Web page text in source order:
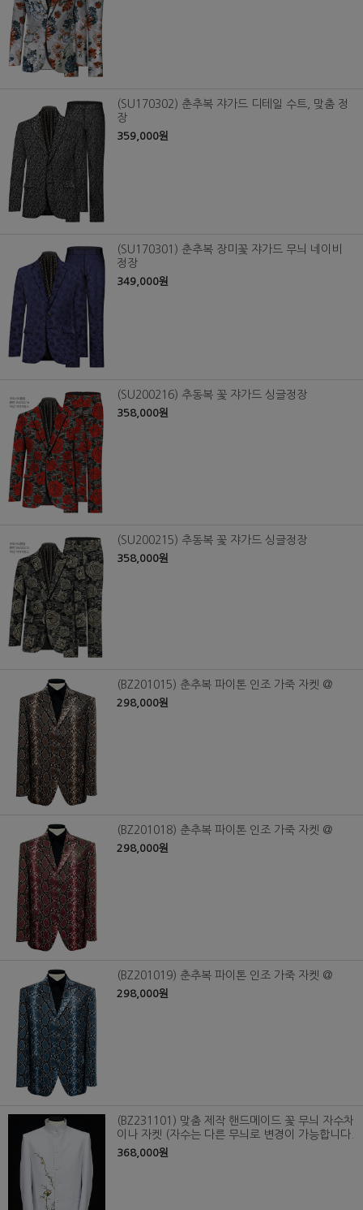
(SU170302) 춘추복 쟈가드 디테일 수트, 맞춤 정
장
359,000원
(SU170301) 춘추복 장미꽃 쟈가드 무늬 네이비
정장
349,000원
(SU200216) 추동복 꽃 쟈가드 싱글정장
358,000원
(SU200215) 추동복 꽃 쟈가드 싱글정장
358,000원
(BZ201015) 춘추복 파이톤 인조 가죽 자켓 @
298,000원
(BZ201018) 춘추복 파이톤 인조 가죽 자켓 @
298,000원
(BZ201019) 춘추복 파이톤 인조 가죽 자켓 @
298,000원
(BZ231101) 맞춤 제작 핸드메이드 꽃 무늬 자수차
이나 자켓 (자수는 다른 무늬로 변경이 가능합니다.
368,000원